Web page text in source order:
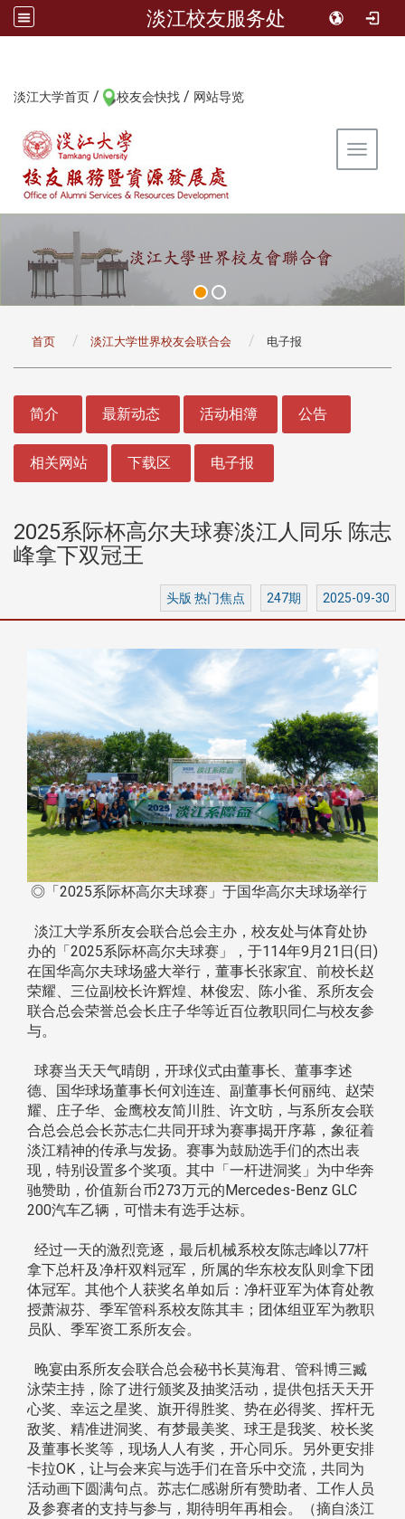
淡江校友服务处
淡江大学首页 / 校友会快找 / 网站导览
Toggle
首页 淡江大学世界校友会联合会 电子报
简介 最新动态 活动相簿 公告
相关网站 下载区 电子报
2025系际杯高尔夫球赛淡江人同乐 陈志
峰拿下双冠王
头版 热门焦点 247期 2025-09-30
◎「2025系际杯高尔夫球赛」于国华高尔夫球场举行
淡江大学系所友会联合总会主办，校友处与体育处协
办的「2025系际杯高尔夫球赛」，于114年9月21日(日)
在国华高尔夫球场盛大举行，董事长张家宜、前校长赵
荣耀、三位副校长许辉煌、林俊宏、陈小雀、系所友会
联合总会荣誉总会长庄子华等近百位教职同仁与校友参
与。
球赛当天天气晴朗，开球仪式由董事长、董事李述
德、国华球场董事长何刘连连、副董事长何丽纯、赵荣
耀、庄子华、金鹰校友简川胜、许文昉，与系所友会联
合总会总会长苏志仁共同开球为赛事揭开序幕，象征着
淡江精神的传承与发扬。赛事为鼓励选手们的杰出表
现，特别设置多个奖项。其中「一杆进洞奖」为中华奔
驰赞助，价值新台币273万元的Mercedes-Benz GLC
200汽车乙辆，可惜未有选手达标。
经过一天的激烈竞逐，最后机械系校友陈志峰以77杆
拿下总杆及净杆双料冠军，所属的华东校友队则拿下团
体冠军。其他个人获奖名单如后：净杆亚军为体育处教
授萧淑芬、季军管科系校友陈其丰；团体组亚军为教职
员队、季军资工系所友会。
晚宴由系所友会联合总会秘书长莫海君、管科博三臧
泳荣主持，除了进行颁奖及抽奖活动，提供包括天天开
心奖、幸运之星奖、旗开得胜奖、势在必得奖、挥杆无
敌奖、精准进洞奖、有梦最美奖、球王是我奖、校长奖
及董事长奖等，现场人人有奖，开心同乐。另外更安排
卡拉OK，让与会来宾与选手们在音乐中交流，共同为
活动画下圆满句点。苏志仁感谢所有赞助者、工作人员
及参赛者的支持与参与，期待明年再相会。（摘自淡江